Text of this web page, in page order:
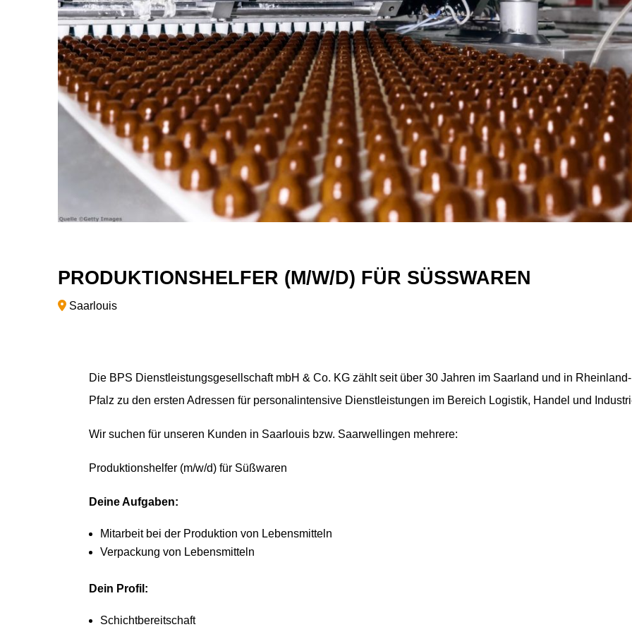
PRODUKTIONSHELFER (M/W/D) FÜR SÜSSWAREN
Saarlouis
Die BPS Dienstleistungsgesellschaft mbH & Co. KG zählt seit über 30 Jahren im Saarland und in Rheinland-
Pfalz zu den ersten Adressen für personalintensive Dienstleistungen im Bereich Logistik, Handel und
Wir suchen für unseren Kunden in Saarlouis bzw. Saarwellingen mehrere:
Produktionshelfer (m/w/d) für Süßwaren
Deine Aufgaben:
Mitarbeit bei der Produktion von Lebensmitteln
Verpackung von Lebensmitteln
Dein Profil:
Schichtbereitschaft